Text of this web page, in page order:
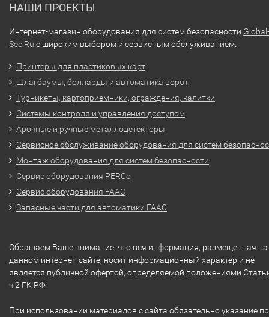
НАШИ ПРОЕКТЫ
Интернет-магазин оборудования для систем безопасности Global-
Sec.Ru с широким выбором и сервисным обслуживанием.
Принтеры для пластиковых карт
Шлагбаумы, болларды и автоматика ворот
Турникеты, картоприемники, ограждения, калитки
Системы контроля и управления доступом
Арочные и ручные металлодетекторы
Сервисное обслуживание оборудования для систем
Монтаж оборудования для систем безопасности
Сервис оборудования PERCo
Сервис оборудования FAAC
Запасные части для автоматики FAAC
Обращаем Ваше внимание, что вся информация, размещенная на
данном интернет-сайте, носит информационный характер и не
является публичной офертой, определяемой положениями
ч.2 ГК РФ.
При использовании материалов с сайта обязательно указание